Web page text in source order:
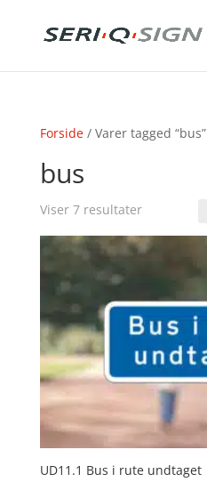
Forside/ Varer tagged “bus”
bus
Viser 7 resultater
UD11.1 Bus i rute undtaget